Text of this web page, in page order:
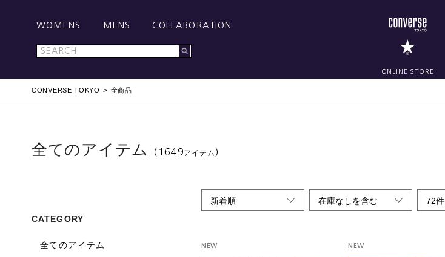
WOMENS MENS COLLABORATION
ONLINE STORE
CONVERSE TOKYO 全商品
全てのアイテム （1649アイテム ）
CATEGORY
全てのアイテム
新着順 在庫なしを含む 72件
NEW NEW